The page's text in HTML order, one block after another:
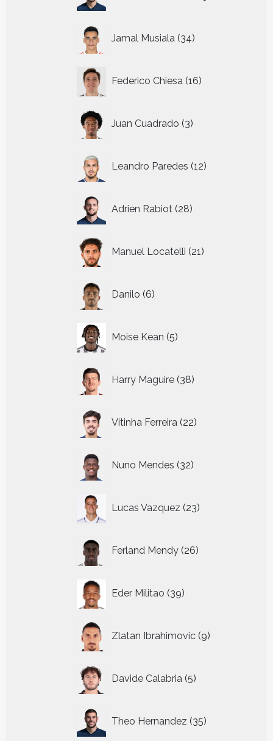
Jamal Musiala 34
producten
Federico Chiesa 16
producten
Juan Cuadrado 3
producten
Leandro Paredes 12
producten
Adrien Rabiot 28
producten
Manuel Locatelli 21
producten
Danilo 6
producten
Moise Kean 5
producten
Harry Maguire 38
producten
Vitinha Ferreira 22
producten
Nuno Mendes 32
producten
Lucas Vazquez 23
producten
Ferland Mendy 26
producten
Eder Militao 39
producten
Zlatan Ibrahimovic 9
producten
Davide Calabria 5
producten
Theo Hernandez 35
producten